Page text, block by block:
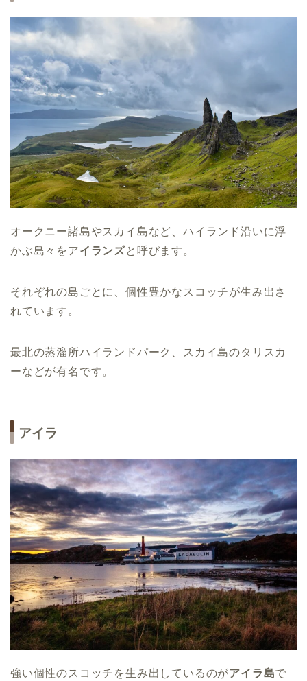
オークニー諸島やスカイ島など、ハイランド沿いに浮
かぶ島々をアイランズと呼びます。
それぞれの島ごとに、個性豊かなスコッチが生み出さ
れています。
最北の蒸溜所ハイランドパーク、スカイ島のタリスカ
ーなどが有名です。
アイラ
強い個性のスコッチを生み出しているのがアイラ島で